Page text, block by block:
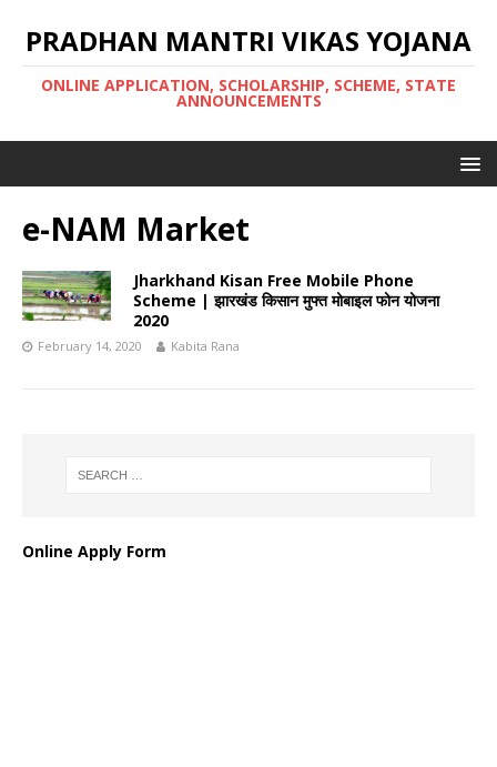
PRADHAN MANTRI VIKAS YOJANA
ONLINE APPLICATION, SCHOLARSHIP, SCHEME, STATE
ANNOUNCEMENTS
e-NAM Market
Jharkhand Kisan Free Mobile Phone
Scheme | झारखंड किसान मुफ्त मोबाइल फोन योजना
2020
February 14, 2020 Kabita Rana
Online Apply Form